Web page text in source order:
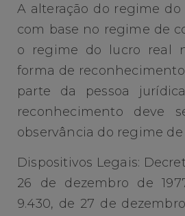
A alteração do regime
com base no regime de
o regime do lucro real
forma de
parte da pessoa
reconhecimento deve
observância do regime
Dispositivos Legais:
26 de dezembro de
9.430, de 27 de